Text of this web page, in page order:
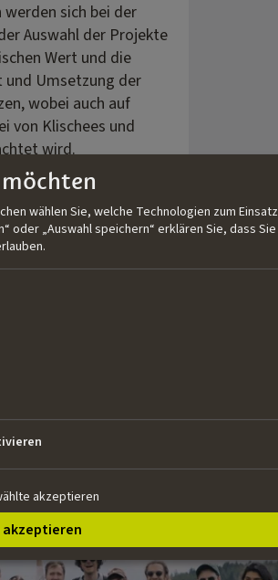
werden sich bei der
Auswahl der Projekte
Wert und die
und Umsetzung der
wobei auch auf
von Klischees und
wird.
wählen Sie, welche Technologien zum Einsatz
oder „Auswahl speichern“ erklären Sie, dass Sie
akzeptieren
akzeptieren